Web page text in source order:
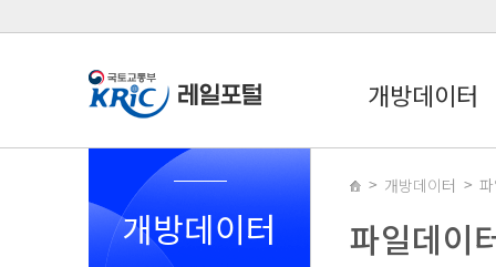
개방데이터
개방데이터
개방데이터
파일데이